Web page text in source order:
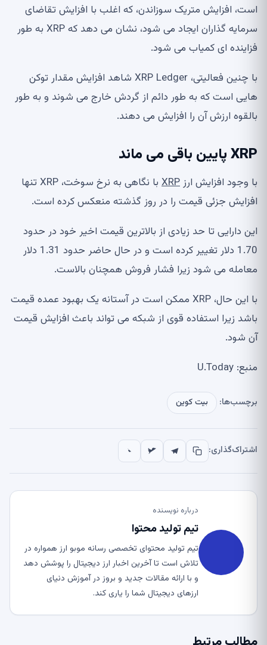
است، افزایش متریک سوزاندن، که اغلب با افزایش تقاضای
سرمایه گذاران ایجاد می شود، نشان می دهد که XRP به طور
فزاینده ای کمیاب می شود.
با چنین فعالیتی، XRP Ledger شاهد افزایش مقدار توکن
هایی است که به طور دائم از گردش خارج می شوند و به طور
بالقوه ارزش آن را افزایش می دهند.
XRP پایین باقی می ماند
با وجود افزایش ارز XRP
با نگاهی به نرخ سوخت، XRP تنها
افزایش جزئی قیمت را در روز گذشته منعکس کرده است.
این دارایی تا حد زیادی از بالاترین قیمت اخیر خود در حدود
1.70 دلار تغییر کرده است و در حال حاضر حدود 1.31 دلار
معامله می شود زیرا فشار فروش همچنان بالاست.
با این حال، XRP ممکن است در آستانه یک بهبود عمده قیمت
باشد زیرا استفاده قوی از شبکه می تواند باعث افزایش قیمت
آن شود.
منبع: U.Today
برچسب‌ها: بیت کوین
اشتراک‌گذاری:
درباره نویسنده
تیم تولید محتوا
تیم تولید محتوای تخصصی رسانه موبو ارز همواره در
تلاش است تا آخرین اخبار ارز دیجیتال را پوشش دهد
و با ارائه مقالات جدید و بروز در آموزش دنیای
ارزهای دیجیتال شما را یاری کند.